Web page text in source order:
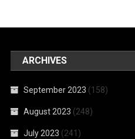
ARCHIVES
September 2023 (158)
August 2023 (248)
July 2023 (241)